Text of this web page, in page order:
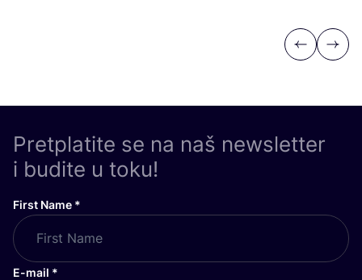
Previous
Next
Pretplatite se na naš newsletter
i budite u toku!
First Name *
E-mail *